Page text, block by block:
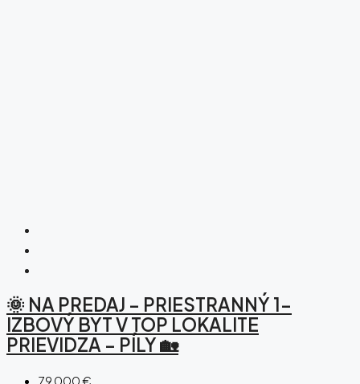
🌞 NA PREDAJ – PRIESTRANNÝ 1-
IZBOVÝ BYT V TOP LOKALITE
PRIEVIDZA – PÍLY 🏡
79 000 €